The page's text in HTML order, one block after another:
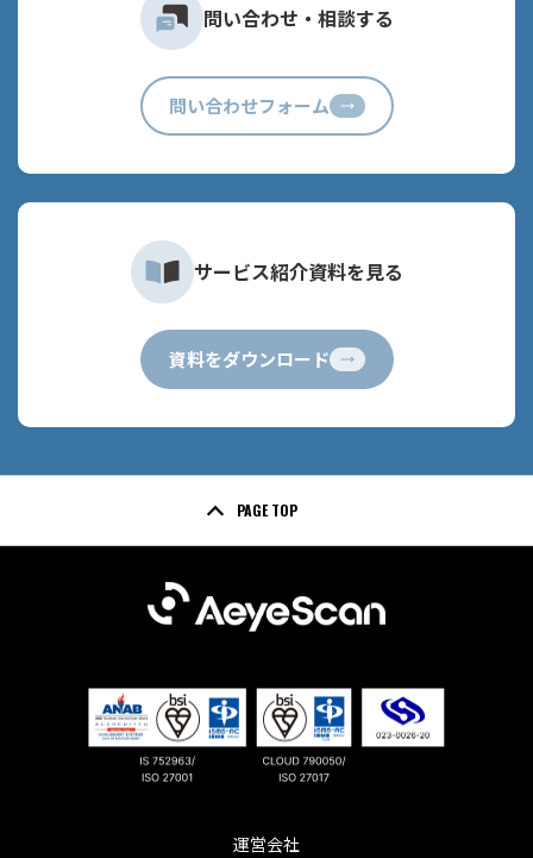
問い合わせ・相談する
問い合わせフォーム
サービス紹介資料を見る
資料をダウンロード
PAGE TOP
運営会社